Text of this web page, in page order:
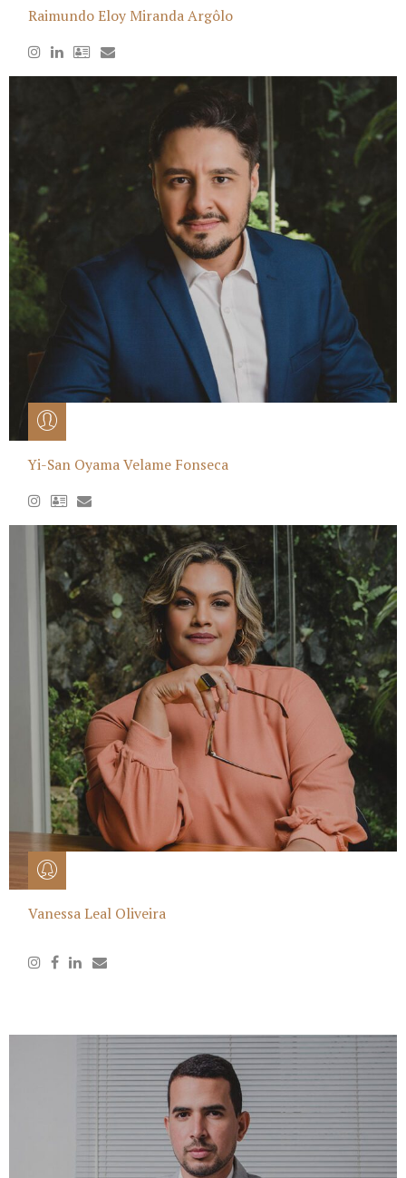
Raimundo Eloy Miranda Argôlo
Yi-San Oyama Velame Fonseca
Vanessa Leal Oliveira